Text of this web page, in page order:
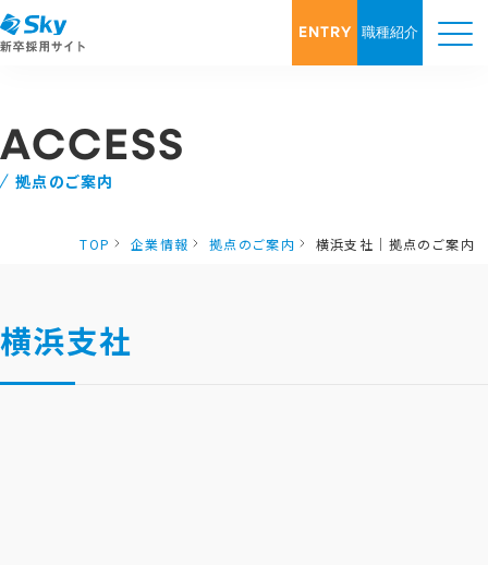
ENTRY 職種紹介
ACCESS
拠点のご案内
TOP 企業情報 拠点のご案内 横浜支社｜拠点のご案内
横浜支社